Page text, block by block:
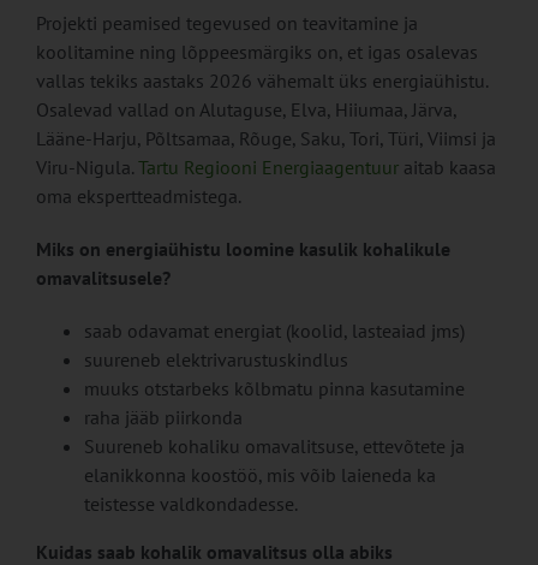
Projekti peamised tegevused on teavitamine ja
koolitamine ning lõppeesmärgiks on, et igas osalevas
vallas tekiks aastaks 2026 vähemalt üks energiaühistu.
Osalevad vallad on Alutaguse, Elva, Hiiumaa, Järva,
Lääne-Harju, Põltsamaa, Rõuge, Saku, Tori, Türi, Viimsi ja
Viru-Nigula. Tartu Regiooni Energiaagentuuraitab kaasa
oma ekspertteadmistega.
Miks on energiaühistu loomine kasulik kohalikule
omavalitsusele?
saab odavamat energiat (koolid, lasteaiad jms)
suureneb elektrivarustuskindlus
muuks otstarbeks kõlbmatu pinna kasutamine
raha jääb piirkonda
Suureneb kohaliku omavalitsuse, ettevõtete ja
elanikkonna koostöö, mis võib laieneda ka
teistesse valdkondadesse.
Kuidas saab kohalik omavalitsus olla abiks